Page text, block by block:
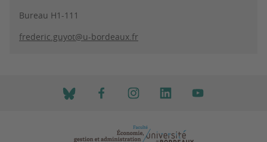
Bureau H1-111
frederic.guyot@u-bordeaux.fr